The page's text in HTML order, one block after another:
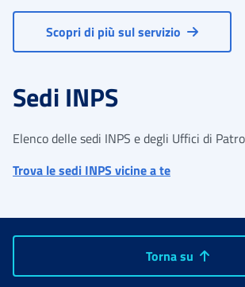
Scopri di più sul servizio
Sedi INPS
Elenco delle sedi INPS e degli Uffici di
Trova le sedi INPS vicine a te
Torna su